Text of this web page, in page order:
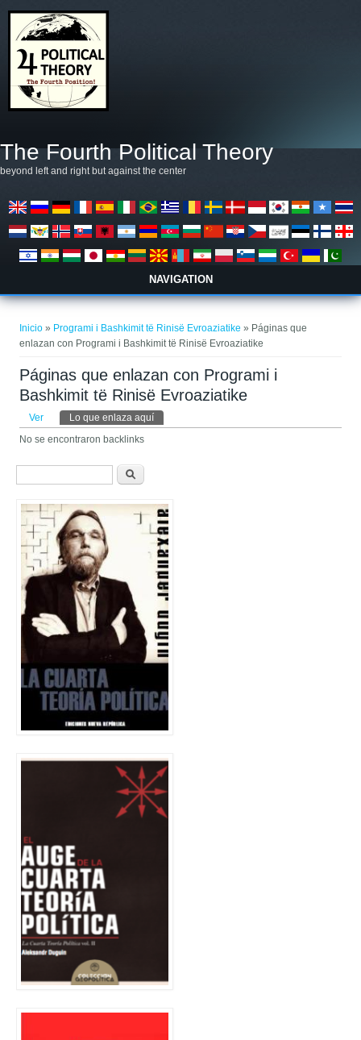
The Fourth Political Theory
beyond left and right but against the center
NAVIGATION
Inicio » Programi i Bashkimit të Rinisë Evroaziatike » Páginas que
enlazan con Programi i Bashkimit të Rinisë Evroaziatike
Páginas que enlazan con Programi i
Bashkimit të Rinisë Evroaziatike
Solapas principales
Ver Lo que enlaza aquí
No se encontraron backlinks
Formulario de búsqueda